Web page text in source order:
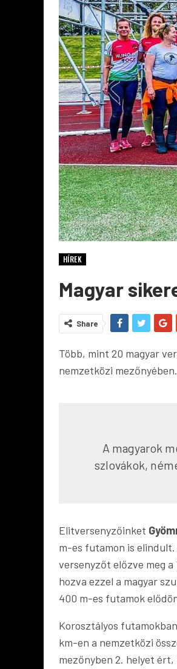
HÍREK
Magyar
Share
Több, mint 20 magyar
nemzetközi mezőnyében.
A magyarok
szlovákok,
Elitversenyzőinket
m-es futamon is elindult.
versenyzőt előzve meg
hozva ezzel a magyar
400 m-es futamok
Korosztályos
km-en a nemzetközi
mezőnyben 2. helyet